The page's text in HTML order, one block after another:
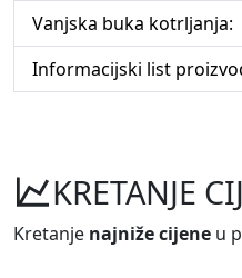
Vanjska buka kotrljanja:
Informacijski list
KRETANJE
Kretanje najniže cijene u